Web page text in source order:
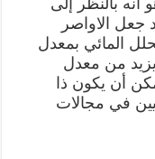
جعل الاواصر
المائي بمعدل
يزيد من معدل
مرة. هذا يمكن أن يكون ذا
في مجالات